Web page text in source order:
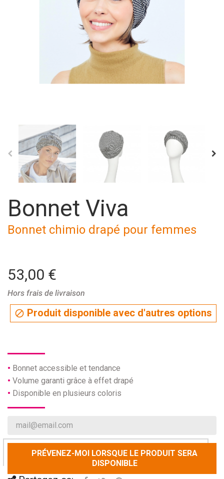
Bonnet Viva
Bonnet chimio drapé pour femmes
53,00 €
Hors frais de livraison
 Produit disponible avec d'autres options
Bonnet accessible et tendance
Volume garanti grâce à effet drapé
Disponible en plusieurs coloris
PRÉVENEZ-MOI LORSQUE LE PRODUIT SERA
DISPONIBLE